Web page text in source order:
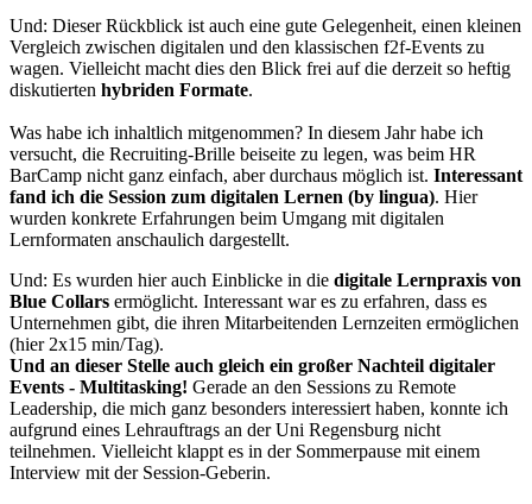
Und: Dieser Rückblick ist auch eine gute Gelegenheit, einen kleinen
Vergleich zwischen digitalen und den klassischen f2f-Events zu
wagen. Vielleicht macht dies den Blick frei auf die derzeit so heftig
diskutierten hybriden Formate.
Was habe ich inhaltlich mitgenommen? In diesem Jahr habe ich
versucht, die Recruiting-Brille beiseite zu legen, was beim HR
BarCamp nicht ganz einfach, aber durchaus möglich ist. Interessant
fand ich die Session zum digitalen Lernen (by lingua). Hier
wurden konkrete Erfahrungen beim Umgang mit digitalen
Lernformaten anschaulich dargestellt.
Und: Es wurden hier auch Einblicke in die digitale Lernpraxis von
Blue Collars ermöglicht. Interessant war es zu erfahren, dass es
Unternehmen gibt, die ihren Mitarbeitenden Lernzeiten ermöglichen
(hier 2x15 min/Tag).
Und an dieser Stelle auch gleich ein großer Nachteil digitaler
Events - Multitasking! Gerade an den Sessions zu Remote
Leadership, die mich ganz besonders interessiert haben, konnte ich
aufgrund eines Lehrauftrags an der Uni Regensburg nicht
teilnehmen. Vielleicht klappt es in der Sommerpause mit einem
Interview mit der Session-Geberin.